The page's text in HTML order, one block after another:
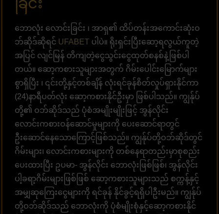
ဘောလုံး လောင်းခြင်း ၊ အာရှ၏ ထိပ်တန်းအကောင်းဆုံးဝ
ဘ်ဆိုဒ်ဆိုရင် UFABET ပါပဲ။ ရိုးရှင်းပြီးဆော့ရလွယ်ကူတဲ့
အပြင် လျင်မြန် တိကျတဲ့ငွေသွင်းငွေထုတ်စနစ်နဲ့ဖြစ်ပါ
တယ်။ ဆော့ကစားသူများအတွက် ဂိမ်းပေါင်းမြောက်များ
စွာရှိပြီး ၊ ၎င်းတို့နှင့်တစ်ချိန် လုံးရင်ခုန်စိတ်လှုပ်ရှားနိုင်ကာ
(24)နာရီပတ်လုံး ဆော့ကစားနိုင်ဦးမှာ ဖြစ်ပါသည်။ ကျွန်ုပ်
တို့၏ ဝဘ်ဆိုဒ်သည် ပုံစံအမျိုးမျိုးဖြင့် အွန်လိုင်း
လောင်းကစားဝန်ဆောင်မှုများကို ပေးဆောင်ရာတွင်
ဦးဆောင်နေသောကြောင့်ဖြစ်သည်။ ကျွန်ုပ်တို့ဝဘ်ဆိုဒ်တွင်
ဂိမ်းများ၊ လောင်းကစားများကို တစ်နေရာတည်းမှာစုစည်း
ပေးထားပြီး ဥပမာ- အွန်လိုင်း ဘောလုံးဖြစ်ဖြစ်၊ အွန်လိုင်း
ပါ့ခရာ့ဂိမ်းများဖြစ်ဖြစ် ဆော့ကစားသူများသည် စက္ကန့်နှင့်
အမျှဆုကြေးငွေများကို ရင်ခုန် နိုင်ခွင့်ရရှိပါဦးမည်။ ကျွန်ုပ်
တို့ဝဘ်ဆိုဒ်သည် ဘောလုံးကို ပုံစံမျိုးစုံနှင့်ဆော့ကစားနိုင်